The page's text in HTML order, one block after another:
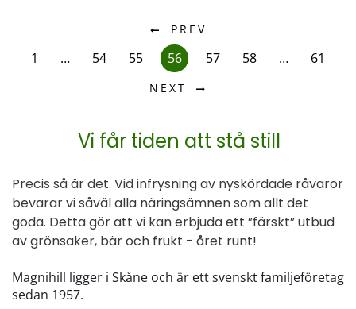
PREV
1 … 54 55 56 57 58 … 61
NEXT
Vi får tiden att stå still
Precis så är det. Vid infrysning av nyskördade råvaror
bevarar vi såväl alla näringsämnen som allt det
goda. Detta gör att vi kan erbjuda ett ”färskt” utbud
av grönsaker, bär och frukt - året runt!
Magnihill ligger i Skåne och är ett svenskt familjeföretag
sedan 1957.